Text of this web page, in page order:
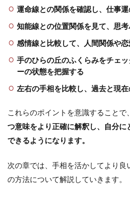
運命線との関係を確認し、仕事
知能線との位置関係を見て、思
感情線と比較して、人間関係や
手のひらの丘のふくらみをチェ
ーの状態を把握する
左右の手相を比較し、過去と現
これらのポイントを意識することで、
つ意味をより正確に解釈し、自分に
できるようになります。
次の章では、手相を活かしてより良
の方法について解説していきます。